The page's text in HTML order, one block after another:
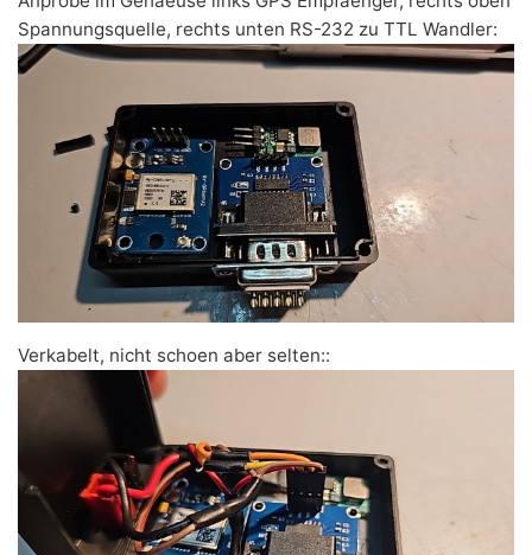
Spannungsquelle, rechts unten RS-232 zu TTL Wandler:
Verkabelt, nicht schoen aber selten::